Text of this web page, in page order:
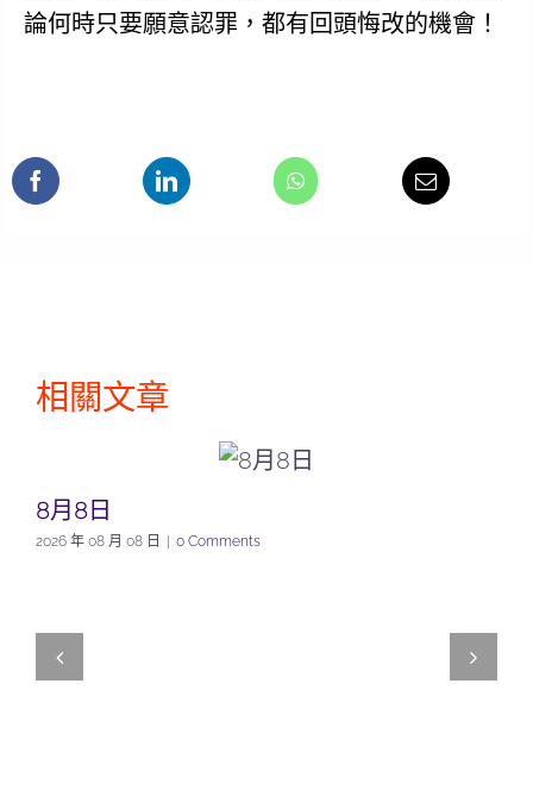
論何時只要願意認罪，都有回頭悔改的機會！
相關文章
8月8日
2026 年 08 月 08 日 0 Comments